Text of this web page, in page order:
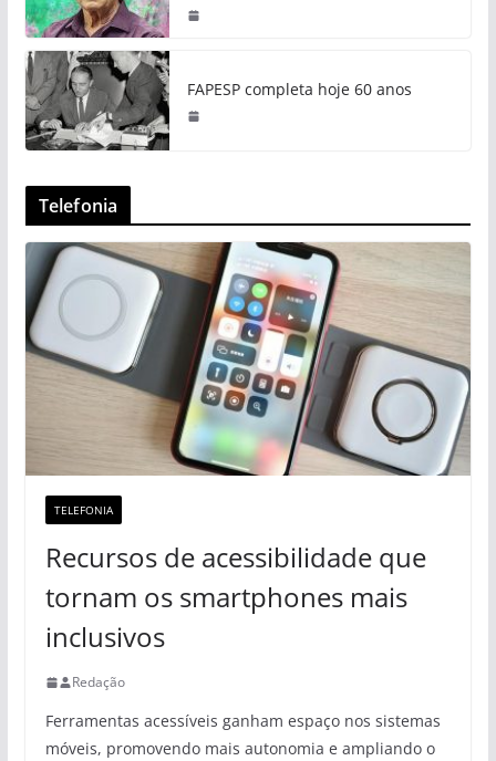
FAPESP completa hoje 60 anos
Telefonia
TELEFONIA
Recursos de acessibilidade que
tornam os smartphones mais
inclusivos
Redação
Ferramentas acessíveis ganham espaço nos sistemas
móveis, promovendo mais autonomia e ampliando o